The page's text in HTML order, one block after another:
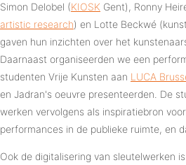
Simon Delobel (KIOSK Gent), Ronny
artistic research) en Lotte Beckwé
gaven hun inzichten over het
Daarnaast organiseerden we een
studenten Vrije Kunsten aan LUCA
en Jadran's oeuvre presenteerden. De
werken vervolgens als inspiratiebron
performances in de publieke ruimte, en
Ook de digitalisering van sleutelwerken